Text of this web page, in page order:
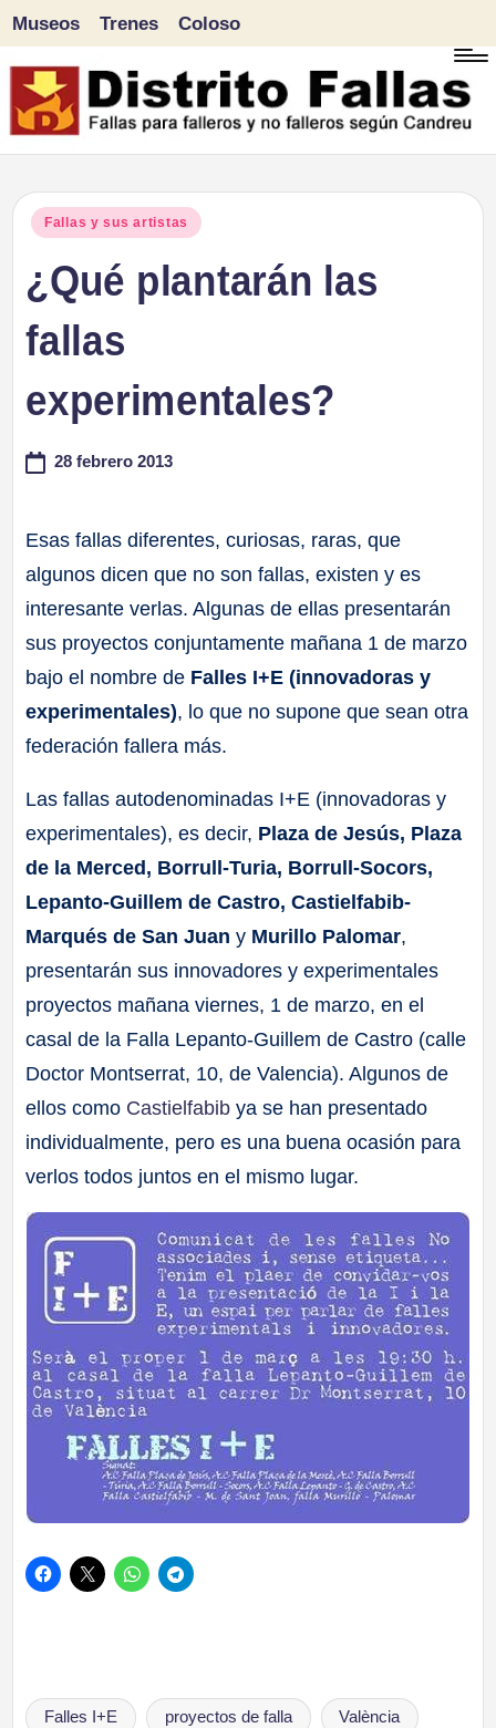
Saltar
al
Museos Trenes Coloso
Publicado
Fallas y sus artistas
¿Qué plantarán las
fallas
experimentales?
28 febrero 2013
Esas fallas diferentes, curiosas, raras, que
algunos dicen que no son fallas, existen y es
interesante verlas. Algunas de ellas presentarán
sus proyectos conjuntamente mañana 1 de marzo
bajo el nombre de Falles I+E (innovadoras y
experimentales), lo que no supone que sean otra
federación fallera más.
Las fallas autodenominadas I+E (innovadoras y
experimentales), es decir, Plaza de Jesús, Plaza
de la Merced, Borrull-Turia, Borrull-Socors,
Lepanto-Guillem de Castro, Castielfabib-
Marqués de San Juan y Murillo Palomar,
presentarán sus innovadores y experimentales
proyectos mañana viernes, 1 de marzo, en el
casal de la Falla Lepanto-Guillem de Castro (calle
Doctor Montserrat, 10, de Valencia). Algunos de
ellos como Castielfabib ya se han presentado
individualmente, pero es una buena ocasión para
verlos todos juntos en el mismo lugar.
Etiquetas:
Falles I+E proyectos de falla València